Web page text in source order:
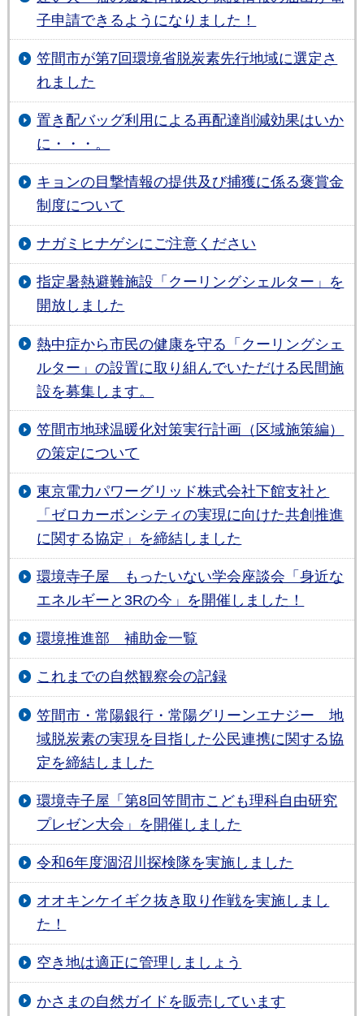
子申請できるようになりました！
笠間市が第7回環境省脱炭素先行地域に選定さ
れました
置き配バッグ利用による再配達削減効果はいか
に・・・。
キョンの目撃情報の提供及び捕獲に係る褒賞金
制度について
ナガミヒナゲシにご注意ください
指定暑熱避難施設「クーリングシェルター」を
開放しました
熱中症から市民の健康を守る「クーリングシェ
ルター」の設置に取り組んでいただける民間施
設を募集します。
笠間市地球温暖化対策実行計画（区域施策編）
の策定について
東京電力パワーグリッド株式会社下館支社と
「ゼロカーボンシティの実現に向けた共創推進
に関する協定」を締結しました
環境寺⼦屋 もったいない学会座談会「⾝近な
エネルギーと3Rの今」を開催しました！
環境推進部 補助金一覧
これまでの自然観察会の記録
笠間市・常陽銀行・常陽グリーンエナジー 地
域脱炭素の実現を目指した公民連携に関する協
定を締結しました
環境寺子屋「第8回笠間市こども理科自由研究
プレゼン大会」を開催しました
令和6年度涸沼川探検隊を実施しました
オオキンケイギク抜き取り作戦を実施しまし
た！
空き地は適正に管理しましょう
かさまの自然ガイドを販売しています